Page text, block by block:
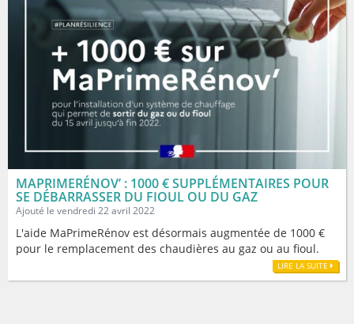
MAPRIMERÉNOV’ : 1000 € SUPPLÉMENTAIRES POUR
SE DÉBARRASSER DU FIOUL OU DU GAZ
Ajouté le vendredi 22 avril 2022
L'aide MaPrimeRénov est désormais augmentée de 1000 €
pour le remplacement des chaudières au gaz ou au fioul.
LIRE LA SUITE